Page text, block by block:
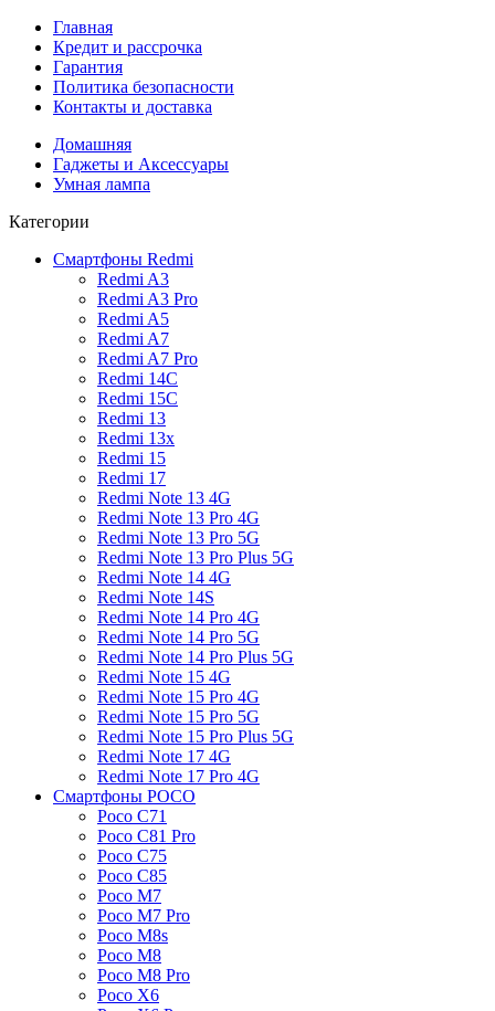
Главная
Кредит и рассрочка
Гарантия
Политика безопасности
Контакты и доставка
Домашняя
Гаджеты и Аксессуары
Умная лампа
Категории
Смартфоны Redmi
Redmi A3
Redmi A3 Pro
Redmi A5
Redmi A7
Redmi A7 Pro
Redmi 14C
Redmi 15C
Redmi 13
Redmi 13x
Redmi 15
Redmi 17
Redmi Note 13 4G
Redmi Note 13 Pro 4G
Redmi Note 13 Pro 5G
Redmi Note 13 Pro Plus 5G
Redmi Note 14 4G
Redmi Note 14S
Redmi Note 14 Pro 4G
Redmi Note 14 Pro 5G
Redmi Note 14 Pro Plus 5G
Redmi Note 15 4G
Redmi Note 15 Pro 4G
Redmi Note 15 Pro 5G
Redmi Note 15 Pro Plus 5G
Redmi Note 17 4G
Redmi Note 17 Pro 4G
Смартфоны POCO
Poco C71
Poco C81 Pro
Poco C75
Poco C85
Poco M7
Poco M7 Pro
Poco M8s
Poco M8
Poco M8 Pro
Poco X6